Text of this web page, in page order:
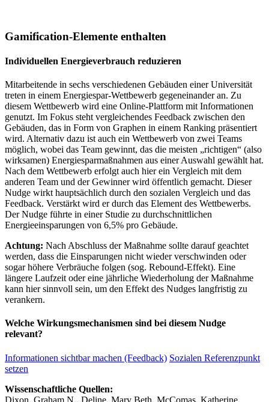
Gamification-Elemente enthalten
Individuellen Energieverbrauch reduzieren
Mitarbeitende in sechs verschiedenen Gebäuden einer Universität
treten in einem Energiespar-Wettbewerb gegeneinander an. Zu
diesem Wettbewerb wird eine Online-Plattform mit Informationen
genutzt. Im Fokus steht vergleichendes Feedback zwischen den
Gebäuden, das in Form von Graphen in einem Ranking präsentiert
wird. Alternativ dazu ist auch ein Wettbewerb von zwei Teams
möglich, wobei das Team gewinnt, das die meisten „richtigen“ (also
wirksamen) Energiesparmaßnahmen aus einer Auswahl gewählt hat.
Nach dem Wettbewerb erfolgt auch hier ein Vergleich mit dem
anderen Team und der Gewinner wird öffentlich gemacht. Dieser
Nudge wirkt hauptsächlich durch den sozialen Vergleich und das
Feedback. Verstärkt wird er durch das Element des Wettbewerbs.
Der Nudge führte in einer Studie zu durchschnittlichen
Energieeinsparungen von 6,5% pro Gebäude.
Achtung: Nach Abschluss der Maßnahme sollte darauf geachtet
werden, dass die Einsparungen nicht wieder verschwinden oder
sogar höhere Verbräuche folgen (sog. Rebound-Effekt). Eine
längere Laufzeit oder eine jährliche Wiederholung der Maßnahme
kann hier sinnvoll sein, um den Effekt des Nudges langfristig zu
verankern.
Welche Wirkungsmechanismen sind bei diesem Nudge
relevant?
Informationen sichtbar machen (Feedback) Sozialen Referenzpunkt
setzen
Wissenschaftliche Quellen:
Dixon, Graham N., Deline, Mary Beth, McComas, Katherine,